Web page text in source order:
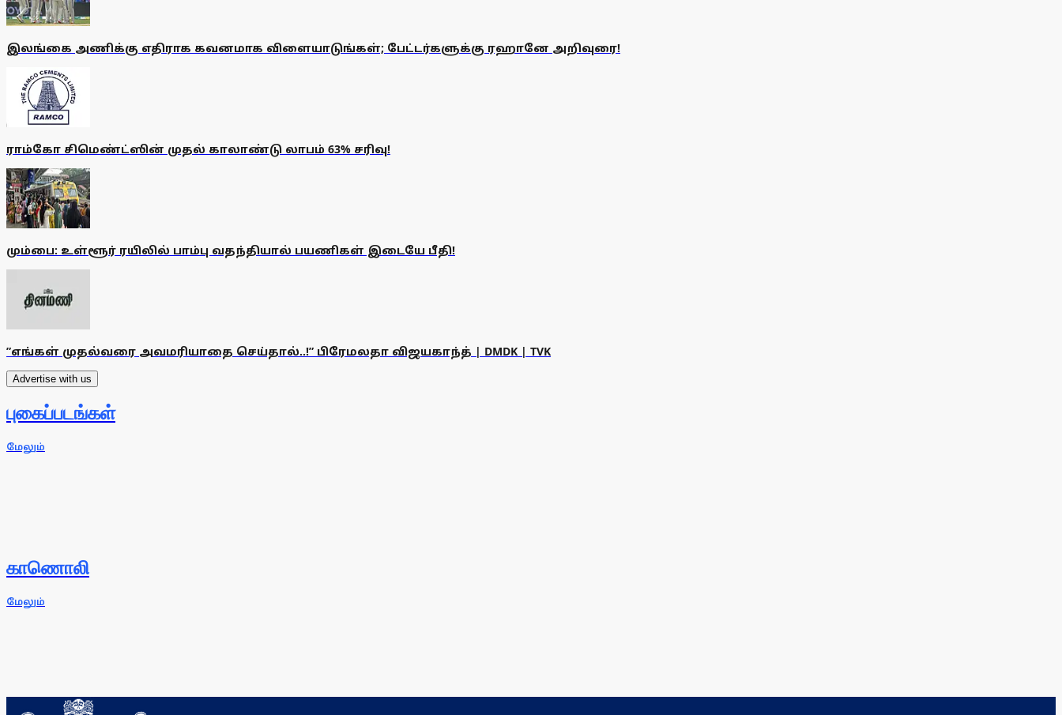
இலங்கை அணிக்கு எதிராக கவனமாக விளையாடுங்கள்; பேட்டர்களுக்கு ரஹானே அறிவுரை!
ராம்கோ சிமெண்ட்ஸின் முதல் காலாண்டு லாபம் 63% சரிவு!
மும்பை: உள்ளூர் ரயிலில் பாம்பு வதந்தியால் பயணிகள் இடையே பீதி!
”எங்கள் முதல்வரை அவமரியாதை செய்தால்..!” பிரேமலதா விஜயகாந்த் | DMDK | TVK
Advertise with us
புகைப்படங்கள்
மேலும்
காணொலி
மேலும்